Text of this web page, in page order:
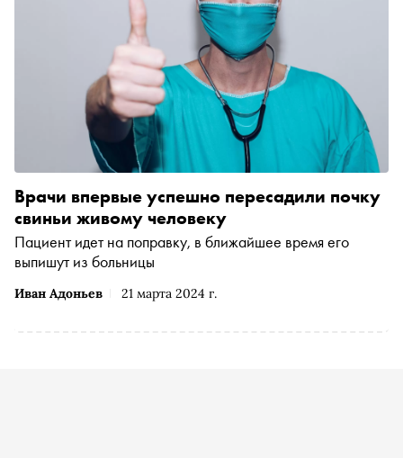
Иван Адоньев 21 марта 2024 г.
Врачи впервые успешно пересадили почку
свиньи живому человеку
Пациент идет на поправку, в ближайшее время его
выпишут из больницы